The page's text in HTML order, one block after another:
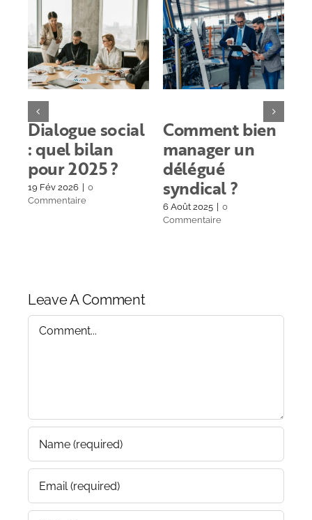
Dialogue social
: quel bilan
pour 2025 ?
19 Fév 2026
0
Commentaire
Comment bien
manager un
délégué
syndical ?
6 Août 2025
0
Commentaire
Leave A Comment
Comment